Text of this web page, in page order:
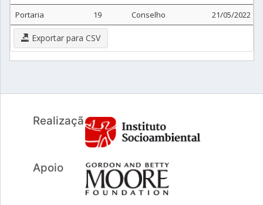
Portaria
19 Conselho 21/05/2022
Exportar para CSV